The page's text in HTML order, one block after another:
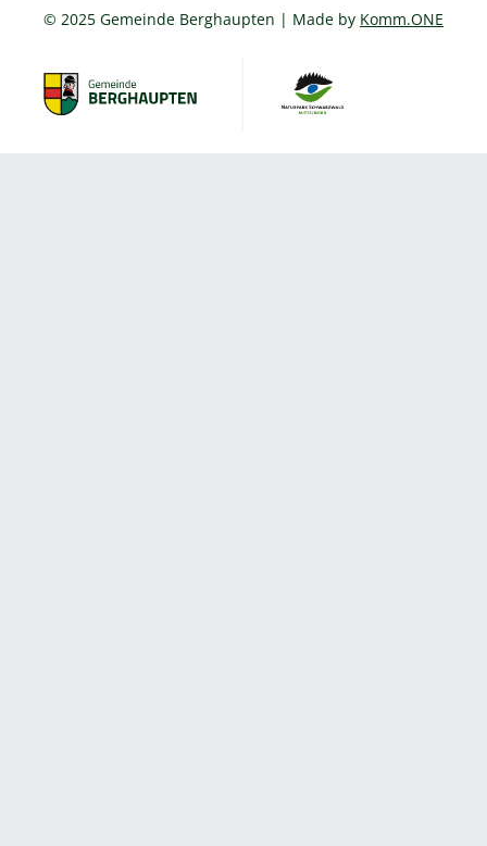
© 2025 Gemeinde Berghaupten | Made by Komm.ONE